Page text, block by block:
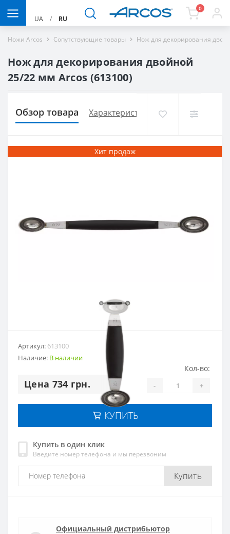
UA / RU
0
Ножи Arcos Сопутствующие товары Нож для декорирования
Нож для декорирования двойной
25/22 мм Arcos (613100)
Обзор товара Характеристики Доставка и
Хит продаж
Артикул: 613100
Наличие: В наличии
Цена 734 грн.
Кол-во:
- +
КУПИТЬ
Купить в один клик
Введите номер телефона и мы перезвоним
Купить
Официальный дистрибьютор